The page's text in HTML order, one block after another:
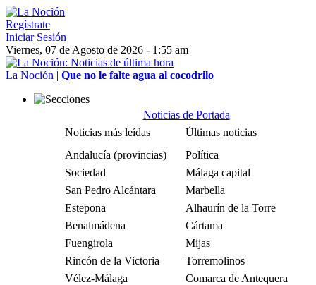
Regístrate
Iniciar Sesión
Viernes, 07 de Agosto de 2026 - 1:55 am
La Noción | Que no le falte agua al cocodrilo
Noticias de Portada
Noticias más leídas
Últimas noticias
Andalucía (provincias)
Política
Sociedad
Málaga capital
San Pedro Alcántara
Marbella
Estepona
Alhaurín de la Torre
Benalmádena
Cártama
Fuengirola
Mijas
Rincón de la Victoria
Torremolinos
Vélez-Málaga
Comarca de Antequera